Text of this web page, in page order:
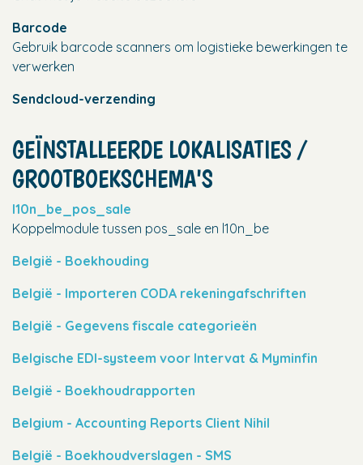
Barcode
Gebruik barcode scanners om logistieke bewerkingen te
verwerken
Sendcloud-verzending
GEÏNSTALLEERDE LOKALISATIES /
GROOTBOEKSCHEMA'S
l10n_be_pos_sale
Koppelmodule tussen pos_sale en l10n_be
België - Boekhouding
België - Importeren CODA rekeningafschriften
België - Gegevens fiscale categorieën
Belgische EDI-systeem voor Intervat & Myminfin
België - Boekhoudrapporten
Belgium - Accounting Reports Client Nihil
België - Boekhoudverslagen - SMS